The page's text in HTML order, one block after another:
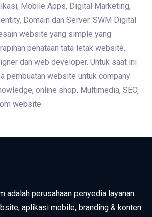
Mobile Apps, Digital Marketing,
Domain dan Server. SWM Digital
website yang simple yang
penataan tata letak website,
dan web developer. Untuk saat ini
pembuatan website untuk company
online shop, Multimedia, SEO,
website.
adalah perusahaan penyedia layanan
aplikasi mobile, branding & konten